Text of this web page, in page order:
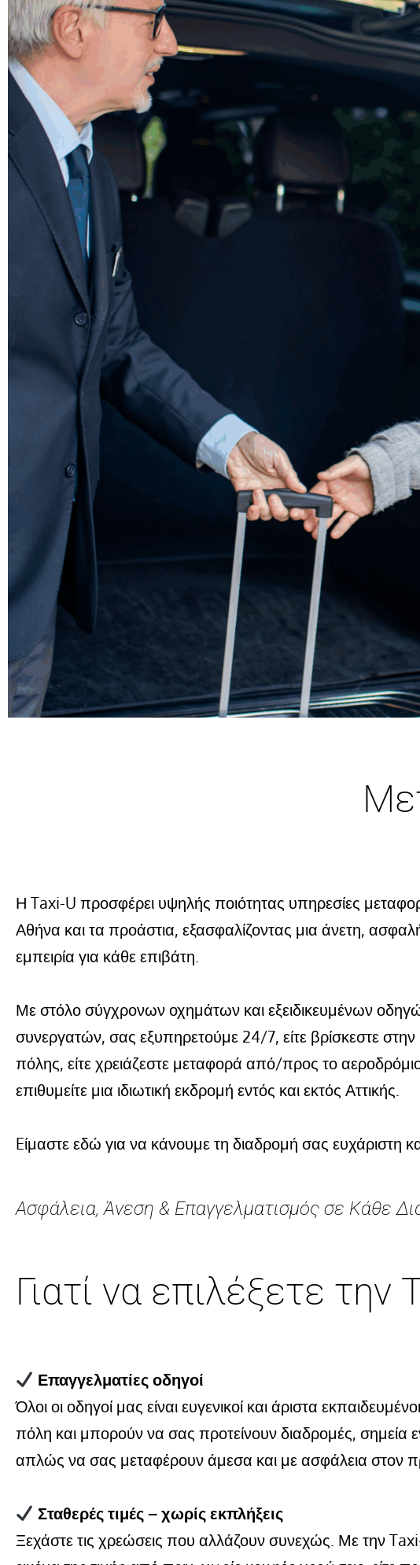
Η Taxi-U προσφέρει υψηλής ποιότητας υπηρεσίες
Αθήνα και τα προάστια, εξασφαλίζοντας μια άνετη,
εμπειρία για κάθε επιβάτη.
Με στόλο σύγχρονων οχημάτων και εξειδικευμένων
συνεργατών, σας εξυπηρετούμε 24/7, είτε βρίσκεστε στην
πόλης, είτε χρειάζεστε μεταφορά από/προς το αεροδρόμιο
επιθυμείτε μια ιδιωτική εκδρομή εντός και εκτός Αττικής.
Eίμαστε εδώ για να κάνουμε τη διαδρομή σας ευχάριστη
Ασφάλεια, Άνεση & Επαγγελματισμός σε Κάθε
Γιατί να επιλέξετε την
Επαγγελματίες οδηγοί
Όλοι οι οδηγοί μας είναι ευγενικοί και άριστα
πόλη και μπορούν να σας προτείνουν διαδρομές, σημεία
απλώς να σας μεταφέρουν άμεσα και με ασφάλεια στον
Σταθερές τιμές – χωρίς εκπλήξεις
Ξεχάστε τις χρεώσεις που αλλάζουν συνεχώς. Με την